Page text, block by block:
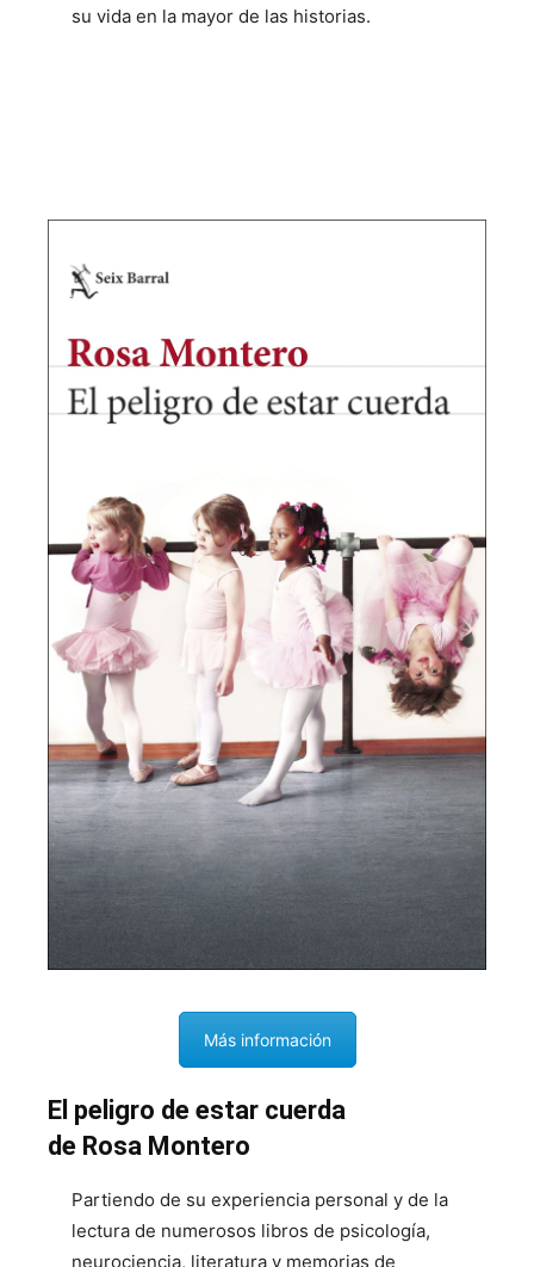
su vida en la mayor de las historias.
Más información
El peligro de estar cuerda
de Rosa Montero
Partiendo de su experiencia personal y de la
lectura de numerosos libros de psicología,
neurociencia, literatura y memorias de